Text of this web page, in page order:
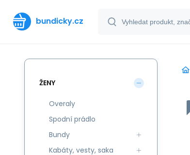
bundicky.cz
ŽENY
Overaly
Spodní prádlo
Bundy
Kabáty, vesty, saka